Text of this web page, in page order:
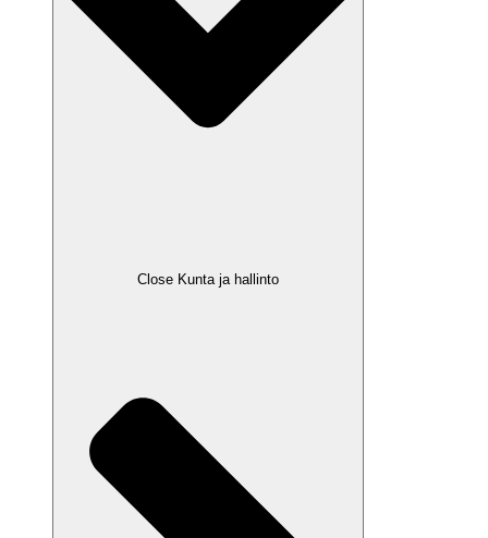
Close Kunta ja hallinto